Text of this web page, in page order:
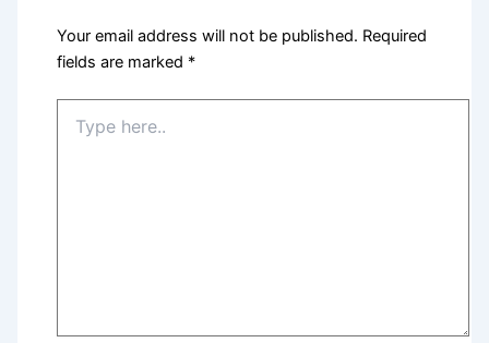
Your email address will not be published. Required
fields are marked *
here..